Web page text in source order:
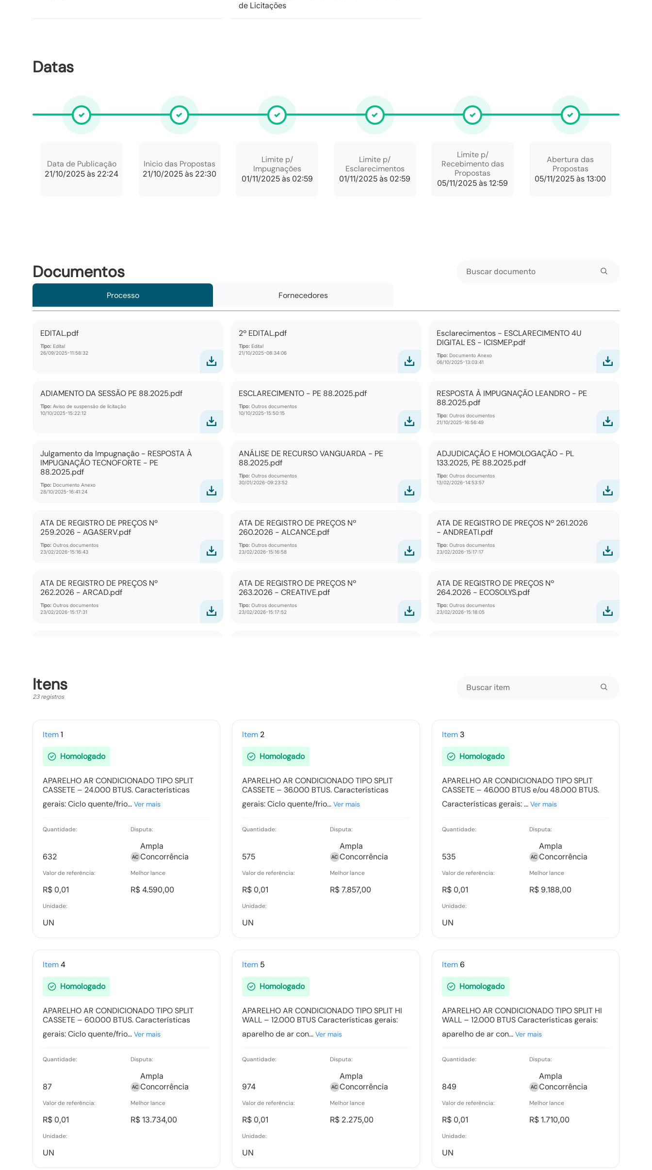
de Licitações
Datas
Data de Publicação
21/10/2025 às 22:24
Inicio das Propostas
21/10/2025 às 22:30
Limite p/
Impugnações
01/11/2025 às 02:59
Limite p/
Esclarecimentos
01/11/2025 às 02:59
Limite p/
Recebimento das
Propostas
05/11/2025 às 12:59
Abertura das
Propostas
05/11/2025 às 13:00
Documentos
Processo Fornecedores
EDITAL.pdf
Tipo: Edital
26/09/2025-11:58:32
2º EDITAL.pdf
Tipo:Edital
21/10/2025-08:34:06
Esclarecimentos - ESCLARECIMENTO 4U
DIGITAL ES - ICISMEP.pdf
Tipo: Documento Anexo
06/10/2025-13:03:41
ADIAMENTO DA SESSÃO PE 88.2025.pdf
Tipo: Aviso de suspensão de licitação
10/10/2025-15:22:12
ESCLARECIMENTO - PE 88.2025.pdf
Tipo:Outros documentos
10/10/2025-15:50:15
RESPOSTA À IMPUGNAÇÃO LEANDRO - PE
88.2025.pdf
Tipo: Outros documentos
21/10/2025-16:56:49
Julgamento da Impugnação - RESPOSTA À
IMPUGNAÇÃO TECNOFORTE - PE
88.2025.pdf
Tipo: Documento Anexo
28/10/2025-16:41:24
ANÁLISE DE RECURSO VANGUARDA - PE
88.2025.pdf
Tipo:Outros documentos
30/01/2026-09:23:52
ADJUDICAÇÃO E HOMOLOGAÇÃO - PL
133.2025, PE 88.2025.pdf
Tipo: Outros documentos
13/02/2026-14:53:57
ATA DE REGISTRO DE PREÇOS Nº
259.2026 - AGASERV.pdf
Tipo: Outros documentos
23/02/2026-15:16:43
ATA DE REGISTRO DE PREÇOS Nº
260.2026 - ALCANCE.pdf
Tipo:Outros documentos
23/02/2026-15:16:58
ATA DE REGISTRO DE PREÇOS Nº 261.2026
- ANDREATI.pdf
Tipo: Outros documentos
23/02/2026-15:17:17
ATA DE REGISTRO DE PREÇOS Nº
262.2026 - ARCAD.pdf
Tipo: Outros documentos
23/02/2026-15:17:31
ATA DE REGISTRO DE PREÇOS Nº
263.2026 - CREATIVE.pdf
Tipo:Outros documentos
23/02/2026-15:17:52
ATA DE REGISTRO DE PREÇOS Nº
264.2026 - ECOSOLYS.pdf
Tipo: Outros documentos
23/02/2026-15:18:05
23/02/2026-15:18:28
Tipo:Outros documentos
Tipo:Outros documentos
Tipo:Outros documentos
Tipo: Relatorio Tipo: Relatorio
QUESTIONAMENTO - SÃO JOAQUIM DE
BICAS - MG.pdf
Tipo:Documento Anexo
Ata Final
Tipo: Documento
Termo de Adjudicação
Tipo: Documento
Termo de Homologação
Tipo: Documento
INFORMATICA LTDA
Tipo:Documento Anexo
INFORMATICA LTDA
Tipo:Documento Anexo
INFORMATICA LTDA
Tipo:Documento Anexo
Recurso item 0008 - VANGUARDA
Relatório de Proposta Comercial
Itens
23 registros
Item1
Homologado
APARELHO AR CONDICIONADO TIPO SPLIT
CASSETE – 24.000 BTUS. Características
gerais: Ciclo quente/frio...Ver mais
Quantidade:
632
Disputa:
Ampla
Concorrência
Valor de referência:
R$ 0,01
Melhor lance
R$ 4.590,00
Unidade:
UN
Item 2
Homologado
APARELHO AR CONDICIONADO TIPO SPLIT
CASSETE – 36.000 BTUS. Características
gerais: Ciclo quente/frio...Ver mais
Quantidade:
575
Disputa:
Ampla
Concorrência
Valor de referência:
R$ 0,01
Melhor lance
R$ 7.857,00
Unidade:
UN
Item 3
Homologado
APARELHO AR CONDICIONADO TIPO SPLIT
CASSETE – 46.000 BTUS e/ou 48.000 BTUS.
Características gerais: ... Ver mais
Quantidade:
535
Disputa:
Ampla
Concorrência
Valor de referência:
R$ 0,01
Melhor lance
R$ 9.188,00
Unidade:
UN
Item4
Homologado
APARELHO AR CONDICIONADO TIPO SPLIT
CASSETE – 60.000 BTUS. Características
gerais: Ciclo quente/frio...Ver mais
Quantidade:
87
Disputa:
Ampla
Concorrência
Valor de referência:
R$ 0,01
Melhor lance
R$ 13.734,00
Unidade:
UN
Item 5
Homologado
APARELHO AR CONDICIONADO TIPO SPLIT HI
WALL – 12.000 BTUS Características gerais:
aparelho de ar con...Ver mais
Quantidade:
974
Disputa:
Ampla
Concorrência
Valor de referência:
R$ 0,01
Melhor lance
R$ 2.275,00
Unidade:
UN
Item6
Homologado
APARELHO AR CONDICIONADO TIPO SPLIT HI
WALL – 12.000 BTUS Características gerais:
aparelho de ar con... Ver mais
Quantidade:
849
Disputa:
Ampla
Concorrência
Valor de referência:
R$ 0,01
Melhor lance
R$ 1.710,00
Unidade:
UN